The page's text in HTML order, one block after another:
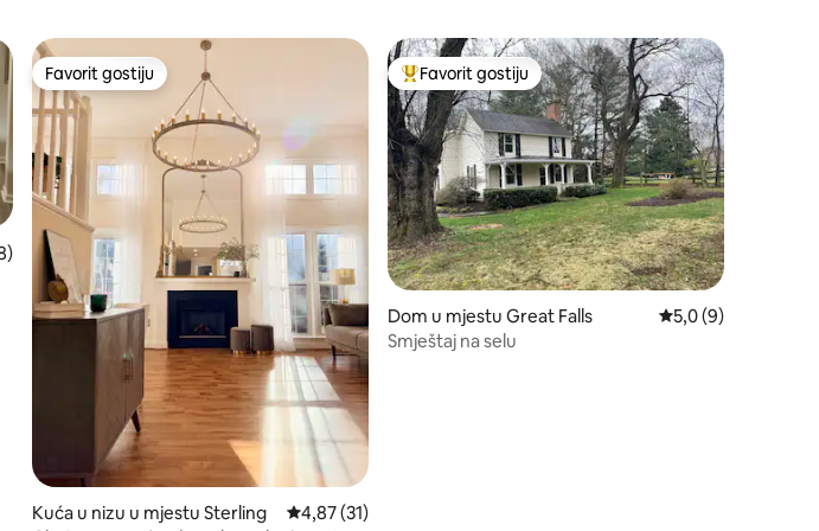
ocjena: 4,89 od 5, recenzija: 98
Favorit gostiju
Favorit gostiju
Kuća u nizu u mjestu Sterling Prosječna ocjena: 4,87 od 5, recenzija: 31
4,87 (31)
Glavni favorit gostiju
Favorit gostiju
Dom u mjestu Great Falls Prosječna ocjena:
5,0 (9)
Smještaj na selu